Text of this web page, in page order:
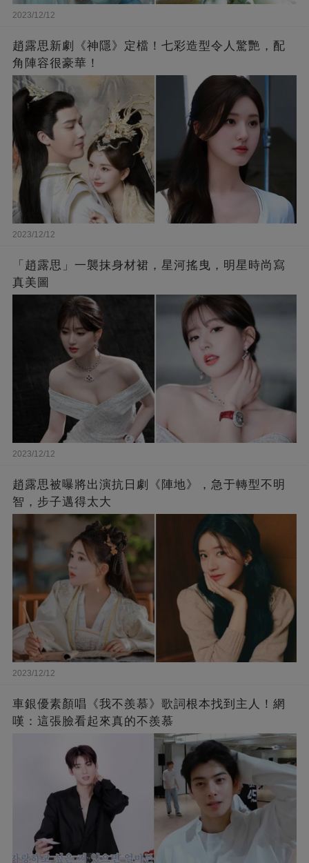
2023/12/12
趙露思新劇《神隱》定檔！七彩造型令人驚艷，配
角陣容很豪華！
2023/12/12
「趙露思」一襲抹身材裙，星河搖曳，明星時尚寫
真美圖
2023/12/12
趙露思被曝將出演抗日劇《陣地》，急于轉型不明
智，步子邁得太大
2023/12/12
車銀優素顏唱《我不羨慕》歌詞根本找到主人！網
嘆：這張臉看起來真的不羨慕